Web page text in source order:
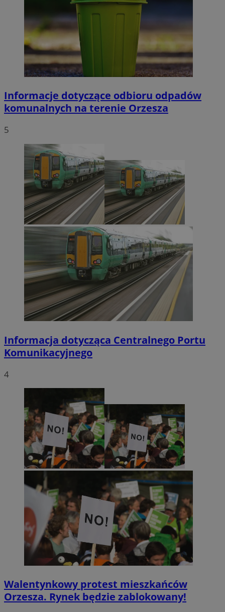
Informacje dotyczące odbioru odpadów
komunalnych na terenie Orzesza
5
Informacja dotycząca Centralnego Portu
Komunikacyjnego
4
Walentynkowy protest mieszkańców
Orzesza. Rynek będzie zablokowany!